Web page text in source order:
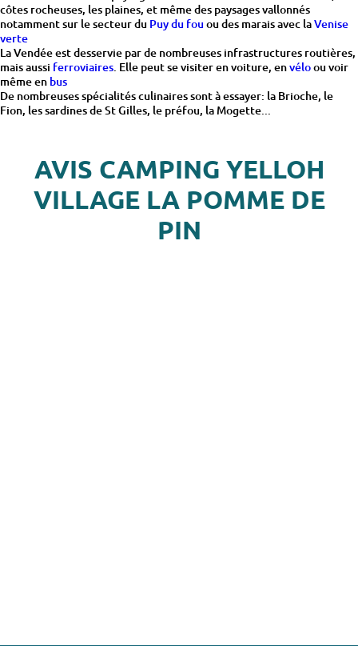
côtes rocheuses, les plaines, et même des paysages vallonnés
notamment sur le secteur du Puy du fou ou des marais avec laVenise
verte
La Vendée est desservie par de nombreuses infrastructures routières,
mais aussi ferroviaires. Elle peut se visiter en voiture, envéloou voir
même en bus
De nombreuses spécialités culinaires sont à essayer: la Brioche, le
Fion, les sardines de St Gilles, le préfou, la Mogette...
AVIS CAMPING YELLOH
VILLAGE LA POMME DE
PIN